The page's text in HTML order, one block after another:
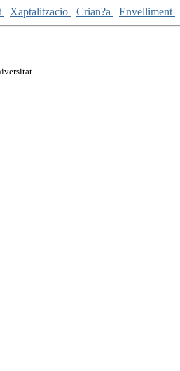
Xaptalitzacio Crian?a Envelliment